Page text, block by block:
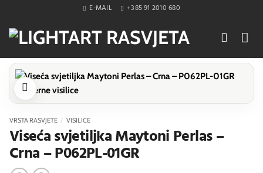
content
E-MAIL +385 91 2010 680
VRSTA RASVJETE / VISILICE
Viseća svjetiljka Maytoni Perlas –
Crna – P062PL-01GR